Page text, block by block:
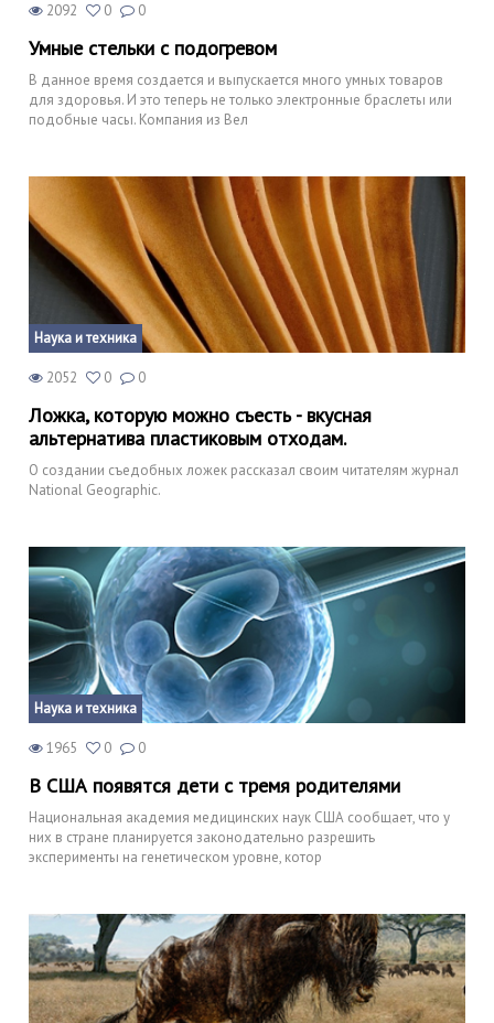
2092 0 0
Умные стельки с подогревом
В данное время создается и выпускается много умных товаров
для здоровья. И это теперь не только электронные браслеты или
подобные часы. Компания из Вел
Наука и техника
2052 0 0
Ложка, которую можно съесть - вкусная
альтернатива пластиковым отходам.
О создании съедобных ложек рассказал своим читателям журнал
National Geographic.
Наука и техника
1965 0 0
В США появятся дети с тремя родителями
Национальная академия медицинских наук США сообщает, что у
них в стране планируется законодательно разрешить
эксперименты на генетическом уровне, котор